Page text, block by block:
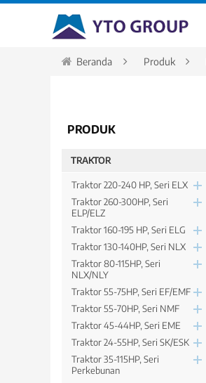
Beranda Produk
PRODUK
TRAKTOR
Traktor 220-240 HP, Seri ELX
Traktor 260-300HP, Seri
ELP/ELZ
Traktor 160-195 HP, Seri ELG
Traktor 130-140HP, Seri NLX
Traktor 80-115HP, Seri
NLX/NLY
Traktor 55-75HP, Seri EF/EMF
Traktor 55-70HP, Seri NMF
Traktor 45-44HP, Seri EME
Traktor 24-55HP, Seri SK/ESK
Traktor 35-115HP, Seri
Perkebunan